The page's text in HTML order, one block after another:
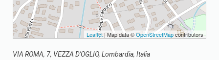
Leaflet | Map data ©OpenStreetMapcontributors
VIA ROMA, 7, VEZZA D'OGLIO, Lombardia, Italia